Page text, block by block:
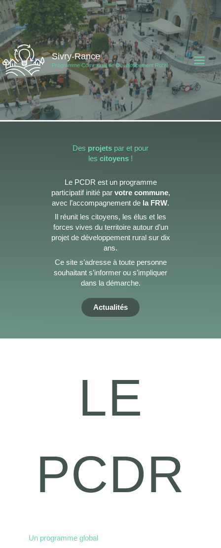
Aller
au
contenu
Sivry-Rance
Programme Communal de Développement Rural
Des projets par et pour
les citoyens !
Le PCDR est un programme
participatif initié parvotre commune,
avec l’accompagnement de la FRW.
Il réunit les citoyens, les élus et les
forces vives du territoire autour d’un
projet de développement rural sur dix
ans.
Ce site s’adresse à toute personne
souhaitant s’informer ou s’impliquer
dans la démarche.
Actualités
LE
PCDR
Un programme global